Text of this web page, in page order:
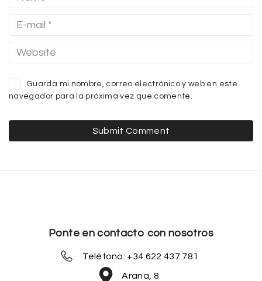
Guarda mi nombre, correo electrónico y web en este
navegador para la próxima vez que comente.
Ponte en contacto con nosotros
Teléfono: +34 622 437 781
Arana, 8